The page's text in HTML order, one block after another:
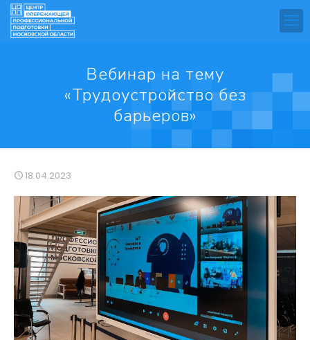
Вебинар на тему
«Трудоустройство без
барьеров»
18.04.2023